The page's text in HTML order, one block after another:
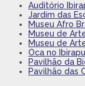
Auditório
Jardim das
Museu Afro
Museu de
Museu de
Oca no
Pavilhão da
Pavilhão das